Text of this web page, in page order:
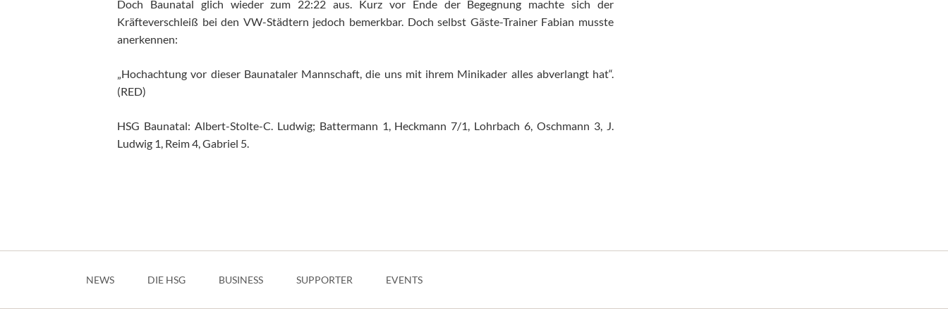
Doch Baunatal glich wieder zum 22:22 aus. Kurz vor Ende der Begegnung machte sich der
Kräfteverschleiß bei den VW-Städtern jedoch bemerkbar. Doch selbst Gäste-Trainer Fabian musste
anerkennen:
„Hochachtung vor dieser Baunataler Mannschaft, die uns mit ihrem Minikader alles abverlangt hat“.
(RED)
HSG Baunatal: Albert-Stolte-C. Ludwig; Battermann 1, Heckmann 7/1, Lohrbach 6, Oschmann 3, J.
Ludwig 1, Reim 4, Gabriel 5.
NEWS DIE HSG BUSINESS SUPPORTER EVENTS